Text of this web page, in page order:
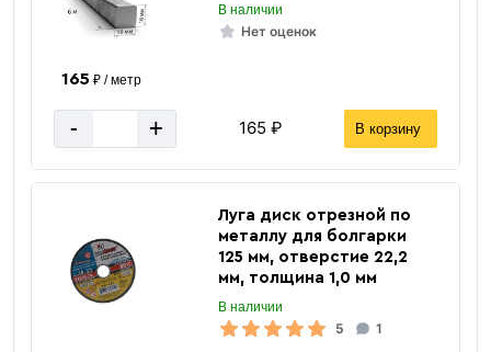
В наличии
Нет оценок
165 ₽ / метр
- + 165 ₽ В корзину
Луга диск отрезной по
металлу для болгарки
125 мм, отверстие 22,2
мм, толщина 1,0 мм
В наличии
5 1
Материал железный
Сварочный ток А: 300
HOLLO 300 A
Страна производитель Китай
Назначение для крепления электрода
Бренд
до 4.0 мм